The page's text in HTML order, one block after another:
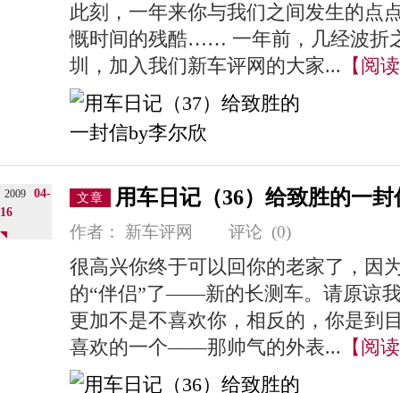
此刻，一年来你与我们之间发生的点
慨时间的残酷…… 一年前，几经波折
圳，加入我们新车评网的大家... 【阅
2009
04-
16
文章 用车日记（36）给致胜的一
作者： 新车评网 评论 (0)
很高兴你终于可以回你的老家了，因
的“伴侣”了——新的长测车。请原谅
更加不是不喜欢你，相反的，你是到
喜欢的一个——那帅气的外表... 【阅